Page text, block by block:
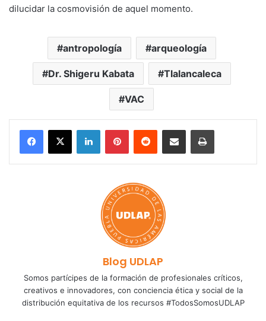
dilucidar la cosmovisión de aquel momento.
antropología arqueología
Dr. Shigeru Kabata Tlalancaleca
VAC
LinkedInPinterestReddit Share via Email Print
Blog UDLAP
Somos partícipes de la formación de profesionales críticos,
creativos e innovadores, con conciencia ética y social de la
distribución equitativa de los recursos #TodosSomosUDLAP